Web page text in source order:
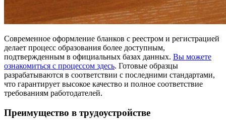
Современное оформление бланков с реестром и регистрацией
делает процесс образования более доступным,
подтвержденным в официальных базах данных. Вы можете
ознакомиться с процессом здесь. Готовые образцы
разрабатываются в соответствии с последними стандартами,
что гарантирует высокое качество и полное соответствие
требованиям работодателей.
Преимущество в трудоустройстве